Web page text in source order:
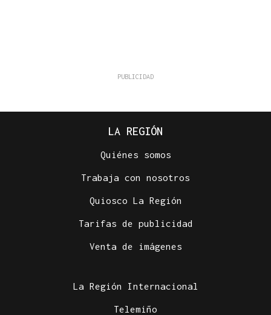
LA REGIÓN
Quiénes somos
Trabaja con nosotros
Quiosco La Región
Tarifas de publicidad
Venta de imágenes
La Región Internacional
Telemiño